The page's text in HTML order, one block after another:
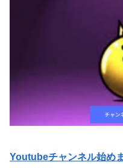
Youtubeチャンネル始め